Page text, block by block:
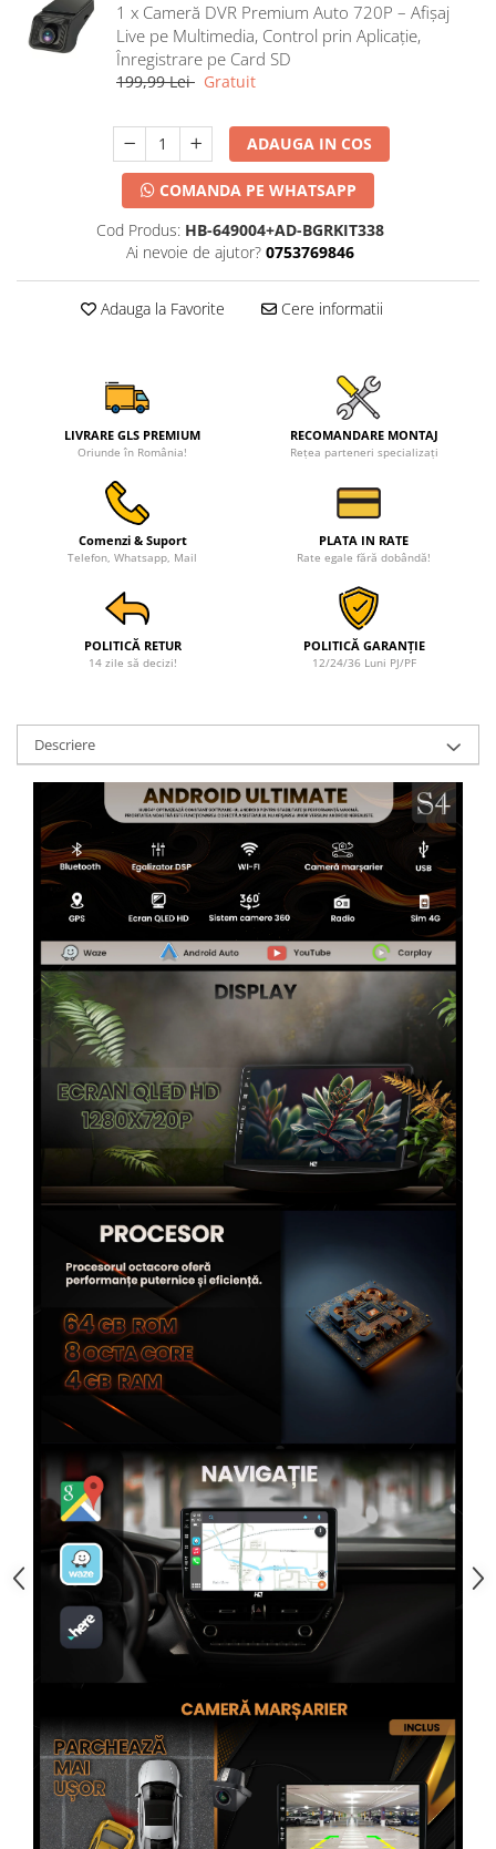
1 x Cameră DVR Premium Auto 720P – Afișaj
Live pe Multimedia, Control prin Aplicație,
Înregistrare pe Card SD
199,99 Lei Gratuit
ADAUGA IN COS
COMANDA PE WHATSAPP
Cod Produs: HB-649004+AD-BGRKIT338
Ai nevoie de ajutor? 0753769846
Adauga la Favorite Cere informatii
LIVRARE GLS PREMIUM
Oriunde în România!
RECOMANDARE MONTAJ
Rețea parteneri specializați
Comenzi & Suport
Telefon, Whatsapp, Mail
PLATA IN RATE
Rate egale fără dobândă!
POLITICĂ RETUR
14 zile să decizi!
POLITICĂ GARANȚIE
12/24/36 Luni PJ/PF
Descriere